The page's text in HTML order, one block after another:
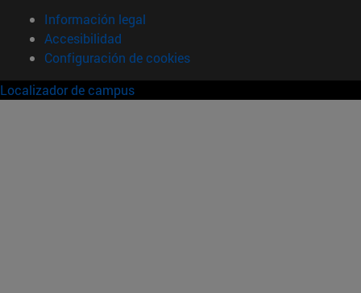
Información legal
Accesibilidad
Configuración de cookies
Localizador de campus